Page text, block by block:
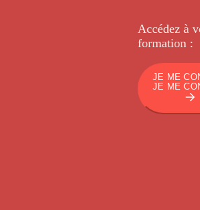
Accédez à
formation :
JE ME
JE ME